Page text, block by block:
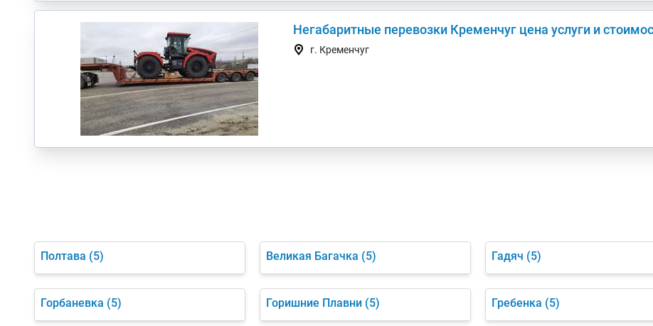
Негабаритные перевозки Кременчуг цена услуги и
г. Кременчуг
Полтава (5) Великая Багачка (5) Гадяч (5)
Горбаневка (5) Горишние Плавни (5) Гребенка (5)